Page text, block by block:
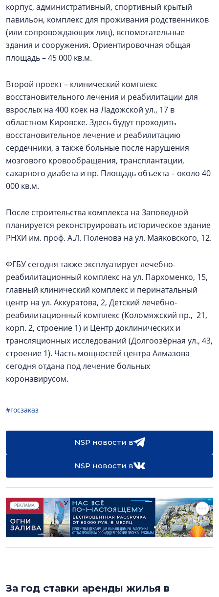
корпус, административный, спортивный крытый
павильон, комплекс для проживания родственников
(или сопровождающих лиц), вспомогательные
здания и сооружения. Ориентировочная общая
площадь – 45 000 кв.м.
Второй проект – клинический комплекс
восстановительного лечения и реабилитации для
взрослых на 400 коек на Ладожской ул., 17 в
областном Кировске. Здесь будут проходить
восстановительное лечение и реабилитацию
сердечники, а также больные после нарушения
мозгового кровообращения, трансплантации,
сахарного диабета и пр. Площадь объекта – около 40
000 кв.м.
После строительства комплекса на Заповедной
планируется реконструировать историческое здание
РНХИ им. проф. А.Л. Поленова на ул. Маяковского, 12.
ФГБУ сегодня также эксплуатирует лечебно-
реабилитационный комплекс на ул. Пархоменко, 15,
главный клинический комплекс и перинатальный
центр на ул. Аккуратова, 2, Детский лечебно-
реабилитационный комплекс (Коломяжский пр., 21,
корп. 2, строение 1) и Центр доклинических и
трансляционных исследований (Долгоозёрная ул., 43,
строение 1). Часть мощностей центра Алмазова
сегодня отдана под лечение больных
коронавирусом.
#госзаказ
NSP новости в
NSP новости в
РЕКЛАМА
За год ставки аренды жилья в